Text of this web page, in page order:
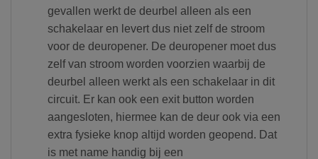
gevallen werkt de deurbel alleen als een
schakelaar en levert dus niet zelf de stroom
voor de deuropener. De deuropener moet dus
zelf van stroom worden voorzien waarbij de
deurbel alleen werkt als een schakelaar in dit
circuit. Er kan ook een exit button worden
aangesloten, hiermee kan de deur ook via een
extra fysieke knop altijd worden geopend. Dat
is met name handig bij een